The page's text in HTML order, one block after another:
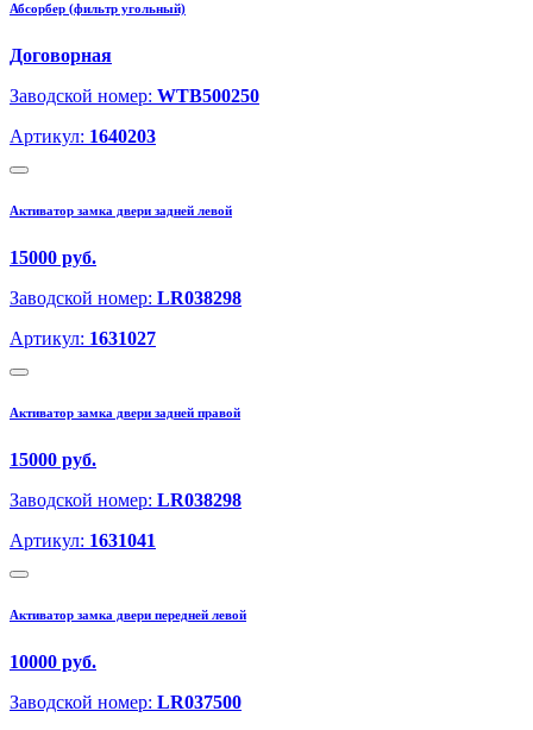
Абсорбер (фильтр угольный)
Договорная
Заводской номер: WTB500250
Артикул: 1640203
Активатор замка двери задней левой
15000 руб.
Заводской номер: LR038298
Артикул: 1631027
Активатор замка двери задней правой
15000 руб.
Заводской номер: LR038298
Артикул: 1631041
Активатор замка двери передней левой
10000 руб.
Заводской номер: LR037500